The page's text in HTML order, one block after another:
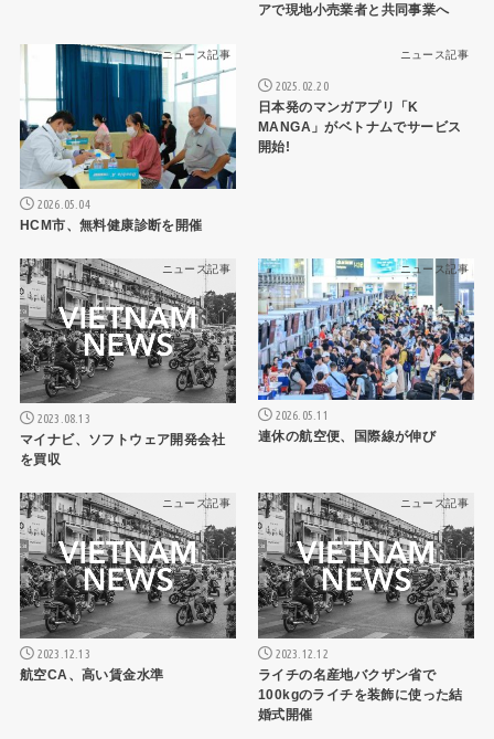
アで現地小売業者と共同事業へ
ニュース記事
2026.05.04
HCM市、無料健康診断を開催
ニュース記事
2025.02.20
日本発のマンガアプリ「K
MANGA」がベトナムでサービス
開始!
ニュース記事
2023.08.13
マイナビ、ソフトウェア開発会社
を買収
ニュース記事
2026.05.11
連休の航空便、国際線が伸び
ニュース記事
2023.12.13
航空CA、高い賃金水準
ニュース記事
2023.12.12
ライチの名産地バクザン省で
100kgのライチを装飾に使った結
婚式開催